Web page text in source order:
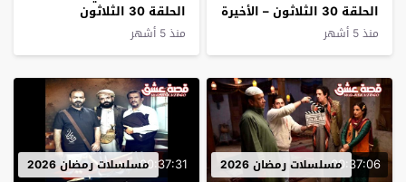
الحلقة 30 الثلاثون – الأخيرة
منذ 5 أشهر
الحلقة 30 الثلاثون
منذ 5 أشهر
00:37:06مسلسلات رمضان 2026 00:37:31مسلسلات رمضان 2026